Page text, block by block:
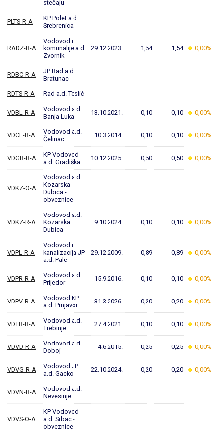
stečaju
PLTS-R-A
KP Polet a.d.
Srebrenica
RADZ-R-A
Vodovod i
komunalije a.d.
Zvornik
29.12.2023. 1,54 1,54 0,00%
RDBC-R-A
JP Rad a.d.
Bratunac
RDTS-R-A Rad a.d. Teslić
VDBL-R-A
Vodovod a.d.
Banja Luka
13.10.2021. 0,10 0,10 0,00%
VDCL-R-A
Vodovod a.d.
Čelinac
10.3.2014. 0,10 0,10 0,00%
VDGR-R-A
KP Vodovod
a.d. Gradiška
10.12.2025. 0,50 0,50 0,00%
VDKZ-O-A
Vodovod a.d.
Kozarska
Dubica -
obveznice
VDKZ-R-A
Vodovod a.d.
Kozarska
Dubica
9.10.2024. 0,10 0,10 0,00%
VDPL-R-A
Vodovod i
kanalizacija JP
a.d. Pale
29.12.2009. 0,89 0,89 0,00%
VDPR-R-A
Vodovod a.d.
Prijedor
15.9.2016. 0,10 0,10 0,00%
VDPV-R-A
Vodovod KP
a.d. Prnjavor
31.3.2026. 0,20 0,20 0,00%
VDTR-R-A
Vodovod a.d.
Trebinje
27.4.2021. 0,10 0,10 0,00%
VDVD-R-A
Vodovod a.d.
Doboj
4.6.2015. 0,25 0,25 0,00%
VDVG-R-A
Vodovod JP
a.d. Gacko
22.10.2024. 0,20 0,20 0,00%
VDVN-R-A
Vodovod a.d.
Nevesinje
VDVS-O-A
KP Vodovod
a.d. Srbac -
obveznice